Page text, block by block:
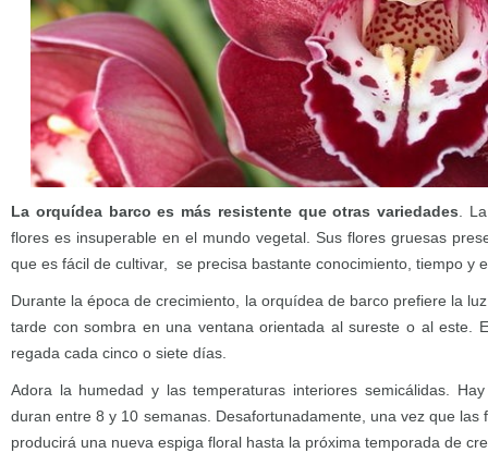
La orquídea barco es más resistente que otras variedades .
flores es insuperable en el mundo vegetal. Sus flores gruesas
que es fácil de cultivar, se precisa bastante conocimiento, tiempo y
Durante la época de crecimiento, la orquídea de barco prefiere la
tarde con sombra en una ventana orientada al sureste o al este.
regada cada cinco o siete días.
Adora la humedad y las temperaturas interiores semicálidas.
duran entre 8 y 10 semanas. Desafortunadamente, una vez que
producirá una nueva espiga floral hasta la próxima temporada de